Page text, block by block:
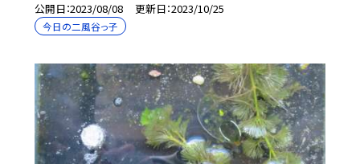
公開日 2023/08/08 更新日 2023/10/25
今日の二風谷っ子